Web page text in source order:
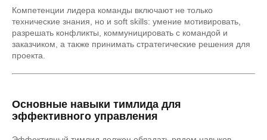
Компетенции лидера команды включают не только
технические знания, но и soft skills: умение мотивировать,
разрешать конфликты, коммуницировать с командой и
заказчиком, а также принимать стратегические решения для
проекта.
Основные навыки тимлида для
эффективного управления